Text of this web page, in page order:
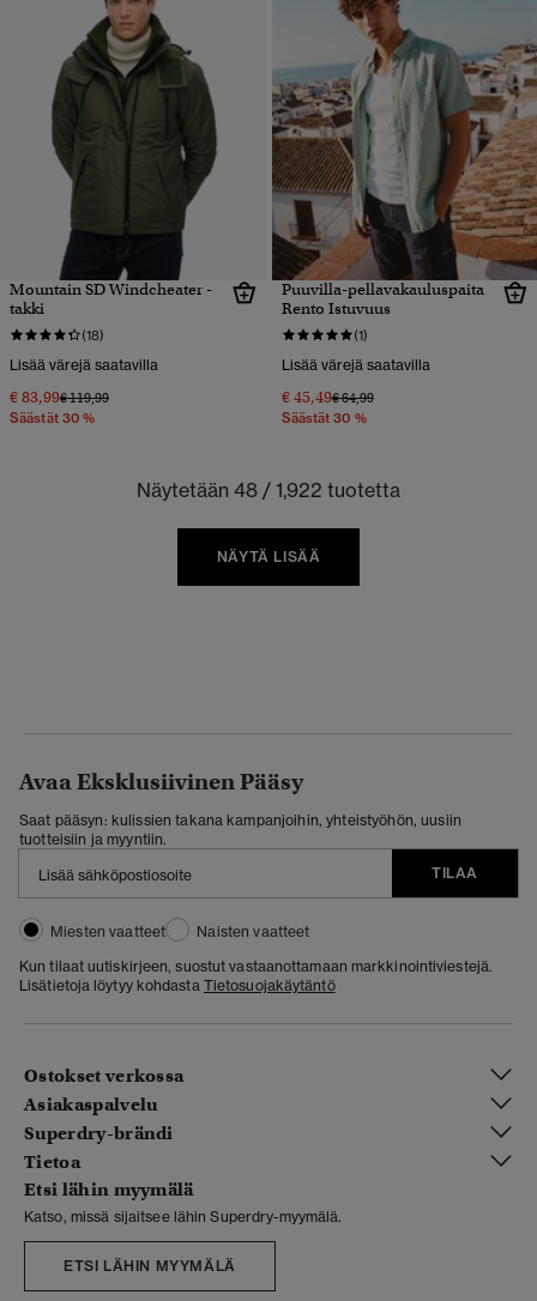
Mountain SD Windcheater -
takki
(18)
Lisää värejä saatavilla
€ 83,99Hinta alennettu hinnasta
€ 119,99hintaan
Säästät 30 %
Puuvilla-pellavakauluspaita
Rento Istuvuus
(1)
Lisää värejä saatavilla
€ 45,49Hinta alennettu hinnasta
€ 64,99hintaan
Säästät 30 %
Näytetään 48 / 1,922 tuotetta
NÄYTÄ LISÄÄ
Avaa Eksklusiivinen Pääsy
Saat pääsyn: kulissien takana kampanjoihin, yhteistyöhön, uusiin
tuotteisiin ja myyntiin.
TILAA
Miesten vaatteet
Naisten vaatteet
Kun tilaat uutiskirjeen, suostut vastaanottamaan markkinointiviestejä.
Lisätietoja löytyy kohdasta Tietosuojakäytäntö
Ostokset verkossa
Asiakaspalvelu
Superdry-brändi
Tietoa
Etsi lähin myymälä
Katso, missä sijaitsee lähin Superdry-myymälä.
ETSI LÄHIN MYYMÄLÄ